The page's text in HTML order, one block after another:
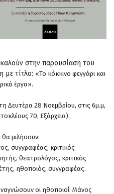
στην παρουσίαση του
με τίτλο: «Το κόκκινο φεγγάρι και
έργα».
Δευτέρα 28 Νοεμβρίου, στις 6μ.μ,
70, Εξάρχεια).
θα μιλήσουν:
συγγραφέας, κριτικός
θεατρολόγος, κριτικός
ηθοποιός, συγγραφέας.
οι ηθοποιοί: Μάνος